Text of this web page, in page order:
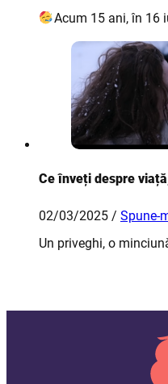
Acum 15 ani, în 16
Ce înveți despre
02/03/2025 / Spune-
Un priveghi, o